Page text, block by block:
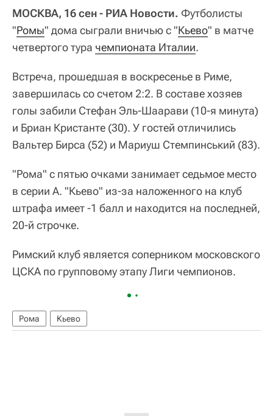
МОСКВА, 16 сен - РИА Новости. Футболисты
"Ромы" дома сыграли вничью с "Кьево" в матче
четвертого тура чемпионата Италии.
Встреча, прошедшая в воскресенье в Риме,
завершилась со счетом 2:2. В составе хозяев
голы забили Стефан Эль-Шаарави (10-я минута)
и Бриан Кристанте (30). У гостей отличились
Вальтер Бирса (52) и Мариуш Стемпинський (83).
"Рома" с пятью очками занимает седьмое место
в серии А. "Кьево" из-за наложенного на клуб
штрафа имеет -1 балл и находится на последней,
20-й строчке.
Римский клуб является соперником московского
ЦСКА по групповому этапу Лиги чемпионов.
Рома Кьево